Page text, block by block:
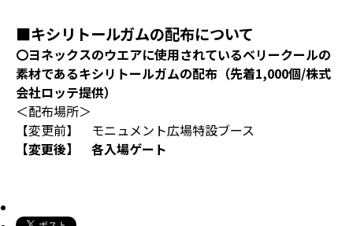
■キシリトールガムの配布について
〇ヨネックスのウエアに使用されているベリークールの
素材であるキシリトールガムの配布（先着1,000個/株式
会社ロッテ提供）
＜配布場所＞
【変更前】 モニュメント広場特設ブース
【変更後】 各入場ゲート